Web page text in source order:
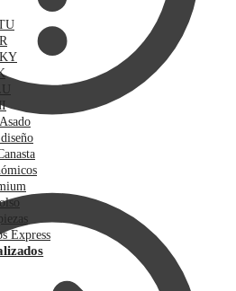
Express